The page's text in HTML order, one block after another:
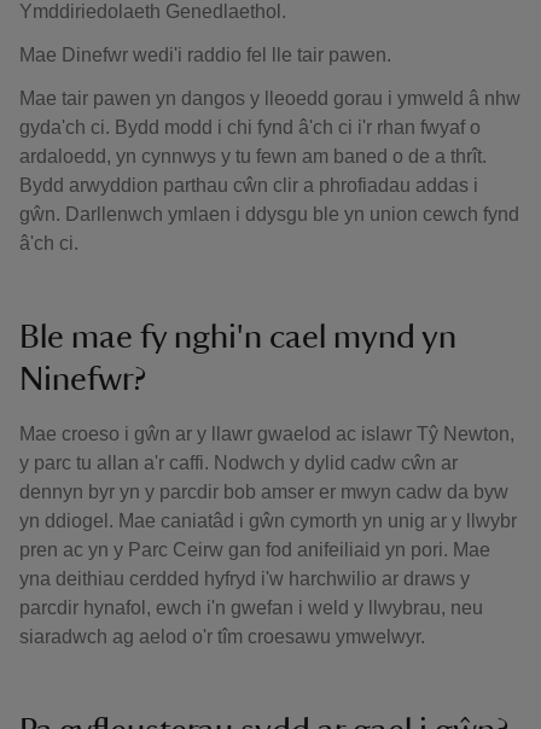
Ymddiriedolaeth Genedlaethol.
Mae Dinefwr wedi'i raddio fel lle tair pawen.
Mae tair pawen yn dangos y lleoedd gorau i ymweld â nhw
gyda'ch ci. Bydd modd i chi fynd â'ch ci i'r rhan fwyaf o
ardaloedd, yn cynnwys y tu fewn am baned o de a thrît.
Bydd arwyddion parthau cŵn clir a phrofiadau addas i
gŵn. Darllenwch ymlaen i ddysgu ble yn union cewch fynd
â'ch ci.
Ble mae fy nghi'n cael mynd yn
Ninefwr?
Mae croeso i gŵn ar y llawr gwaelod ac islawr Tŷ Newton,
y parc tu allan a'r caffi. Nodwch y dylid cadw cŵn ar
dennyn byr yn y parcdir bob amser er mwyn cadw da byw
yn ddiogel. Mae caniatâd i gŵn cymorth yn unig ar y llwybr
pren ac yn y Parc Ceirw gan fod anifeiliaid yn pori. Mae
yna deithiau cerdded hyfryd i'w harchwilio ar draws y
parcdir hynafol, ewch i'n gwefan i weld y llwybrau, neu
siaradwch ag aelod o'r tîm croesawu ymwelwyr.